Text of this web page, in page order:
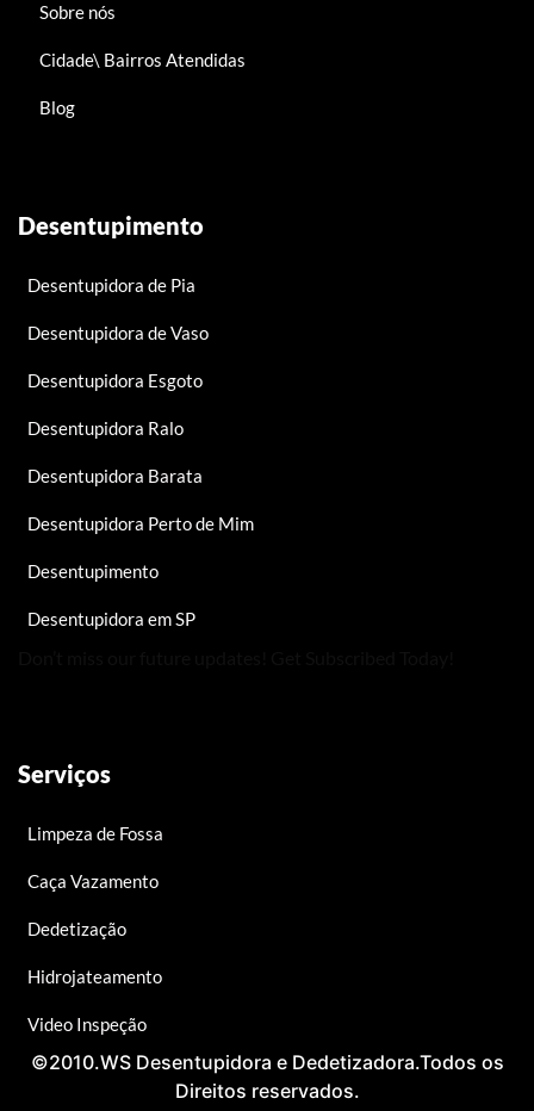
Sobre nós
Cidade\ Bairros Atendidas
Blog
Desentupimento
Desentupidora de Pia
Desentupidora de Vaso
Desentupidora Esgoto
Desentupidora Ralo
Desentupidora Barata
Desentupidora Perto de Mim
Desentupimento
Desentupidora em SP
Serviços
Limpeza de Fossa
Caça Vazamento
Dedetização
Hidrojateamento
Video Inspeção
©2010.WS Desentupidora e Dedetizadora.Todos os
Direitos reservados.